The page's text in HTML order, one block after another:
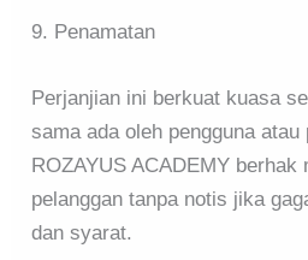
9. Penamatan
Perjanjian ini berkuat kuasa
sama ada oleh pengguna atau
ROZAYUS ACADEMY
pelanggan tanpa notis jika
dan syarat.